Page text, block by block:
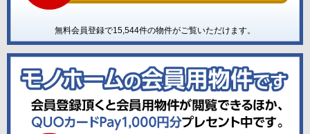
無料会員登録で15,544件の物件がご覧いただけます。